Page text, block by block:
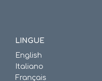
LINGUE
English
Italiano
Français